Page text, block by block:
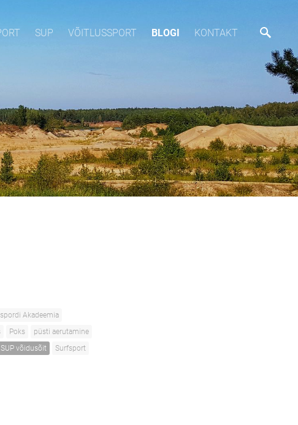
SUP VÕITLUSSPORT BLOGI KONTAKT
Akadeemia
Poks
püsti aerutamine
SUP võidusõit
Surfsport